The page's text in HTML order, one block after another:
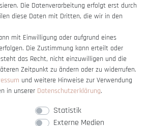
Vertrag widerrufen
Die Datenverarbeitung erfolgt erst durch
diese Daten mit Dritten, die wir in den
mit Einwilligung oder aufgrund eines
Die Zustimmung kann erteilt oder
das Recht, nicht einzuwilligen und die
Zeitpunkt zu ändern oder zu widerrufen.
und weitere Hinweise zur Verwendung
in unserer Daten­schutz­erklärung.
Statistik
Externe Medien